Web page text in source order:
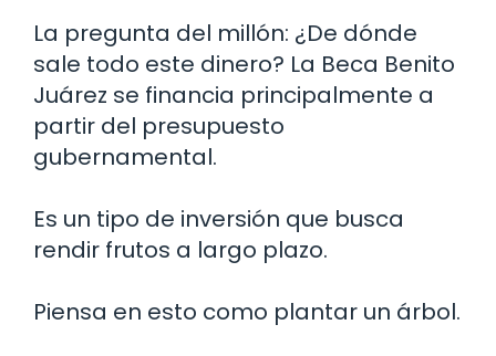
La pregunta del millón: ¿De dónde
sale todo este dinero? La Beca Benito
Juárez se financia principalmente a
partir del presupuesto
gubernamental.
Es un tipo de inversión que busca
rendir frutos a largo plazo.
Piensa en esto como plantar un árbol.